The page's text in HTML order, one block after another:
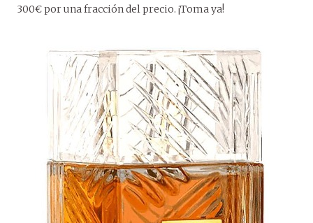
300€ por una fracción del precio. ¡Toma ya!